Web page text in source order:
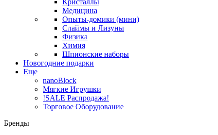
Кристаллы
Медицина
Опыты-домики (мини)
Слаймы и Лизуны
Физика
Химия
Шпионские наборы
Новогодние подарки
Еще
nanoBlock
Мягкие Игрушки
!SALE Распродажа!
Торговое Оборудование
Бренды